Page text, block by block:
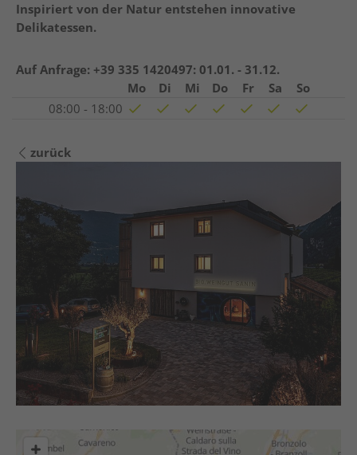
Inspiriert von der Natur entstehen innovative
Delikatessen.
Auf Anfrage: +39 335 1420497: 01.01. - 31.12.
Mo
Di Mi Do Fr Sa
So
08:00 - 18:00
zurück